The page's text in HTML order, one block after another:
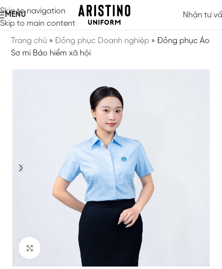
Skip to navigation
Skip to main content
MENU Nhận tư
Trang chủ »Đồng phục Doanh nghiệp »Đồng phục Áo
Sơ mi Bảo hiểm xã hội
Click to enlarge